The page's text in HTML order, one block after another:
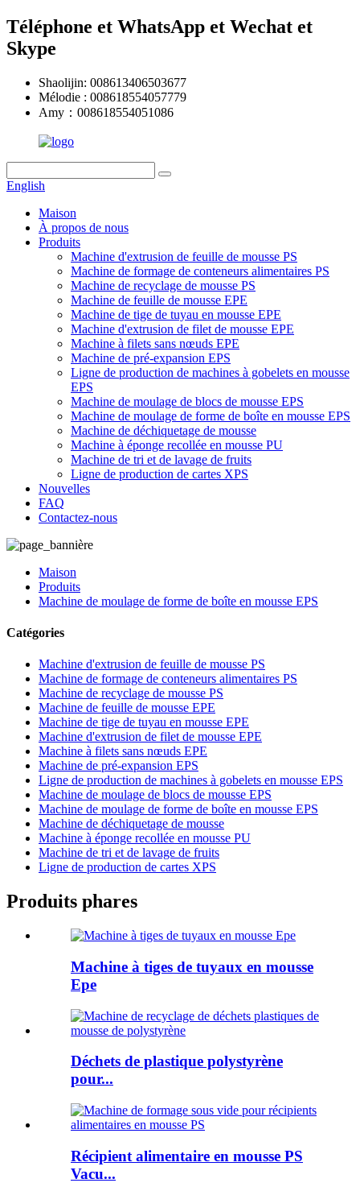
Téléphone et WhatsApp et Wechat et
Skype
Shaolijin: 008613406503677
Mélodie : 008618554057779
Amy：008618554051086
English
Maison
À propos de nous
Produits
Machine d'extrusion de feuille de mousse PS
Machine de formage de conteneurs alimentaires PS
Machine de recyclage de mousse PS
Machine de feuille de mousse EPE
Machine de tige de tuyau en mousse EPE
Machine d'extrusion de filet de mousse EPE
Machine à filets sans nœuds EPE
Machine de pré-expansion EPS
Ligne de production de machines à gobelets en mousse
EPS
Machine de moulage de blocs de mousse EPS
Machine de moulage de forme de boîte en mousse EPS
Machine de déchiquetage de mousse
Machine à éponge recollée en mousse PU
Machine de tri et de lavage de fruits
Ligne de production de cartes XPS
Nouvelles
FAQ
Contactez-nous
Maison
Produits
Machine de moulage de forme de boîte en mousse EPS
Catégories
Machine d'extrusion de feuille de mousse PS
Machine de formage de conteneurs alimentaires PS
Machine de recyclage de mousse PS
Machine de feuille de mousse EPE
Machine de tige de tuyau en mousse EPE
Machine d'extrusion de filet de mousse EPE
Machine à filets sans nœuds EPE
Machine de pré-expansion EPS
Ligne de production de machines à gobelets en mousse EPS
Machine de moulage de blocs de mousse EPS
Machine de moulage de forme de boîte en mousse EPS
Machine de déchiquetage de mousse
Machine à éponge recollée en mousse PU
Machine de tri et de lavage de fruits
Ligne de production de cartes XPS
Produits phares
Machine à tiges de tuyaux en mousse
Epe
Déchets de plastique polystyrène
pour...
Récipient alimentaire en mousse PS
Vacu...